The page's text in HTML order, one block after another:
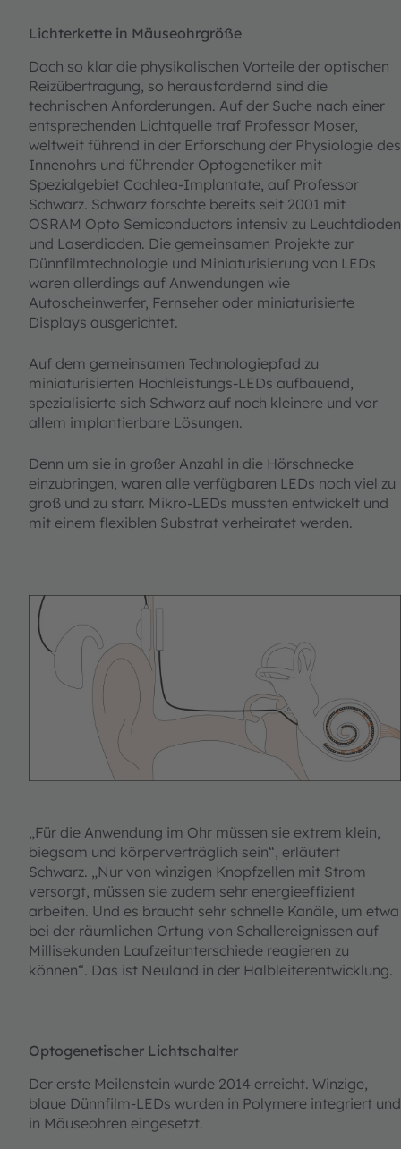
Lichterkette in Mäuseohrgröße
Doch so klar die physikalischen Vorteile der optischen
Reizübertragung, so herausfordernd sind die
technischen Anforderungen. Auf der Suche nach einer
entsprechenden Lichtquelle traf Professor Moser,
weltweit führend in der Erforschung der Physiologie des
Innenohrs und führender Optogenetiker mit
Spezialgebiet Cochlea-Implantate, auf Professor
Schwarz. Schwarz forschte bereits seit 2001 mit
OSRAM Opto Semiconductors intensiv zu Leuchtdioden
und Laserdioden. Die gemeinsamen Projekte zur
Dünnfilmtechnologie und Miniaturisierung von LEDs
waren allerdings auf Anwendungen wie
Autoscheinwerfer, Fernseher oder miniaturisierte
Displays ausgerichtet.
Auf dem gemeinsamen Technologiepfad zu
miniaturisierten Hochleistungs-LEDs aufbauend,
spezialisierte sich Schwarz auf noch kleinere und vor
allem implantierbare Lösungen.
Denn um sie in großer Anzahl in die Hörschnecke
einzubringen, waren alle verfügbaren LEDs noch viel zu
groß und zu starr. Mikro-LEDs mussten entwickelt und
mit einem flexiblen Substrat verheiratet werden.
„Für die Anwendung im Ohr müssen sie extrem klein,
biegsam und körperverträglich sein“, erläutert
Schwarz. „Nur von winzigen Knopfzellen mit Strom
versorgt, müssen sie zudem sehr energieeffizient
arbeiten. Und es braucht sehr schnelle Kanäle, um etwa
bei der räumlichen Ortung von Schallereignissen auf
Millisekunden Laufzeitunterschiede reagieren zu
können“. Das ist Neuland in der Halbleiterentwicklung.
Optogenetischer Lichtschalter
Der erste Meilenstein wurde 2014 erreicht. Winzige,
blaue Dünnfilm-LEDs wurden in Polymere integriert und
in Mäuseohren eingesetzt.